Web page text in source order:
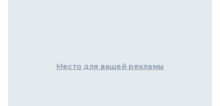
Место для вашей рекламы